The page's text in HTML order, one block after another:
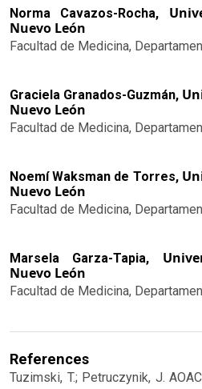
Norma Cavazos-Rocha,
Nuevo León
Facultad de Medicina,
Graciela Granados-Guzmán,
Nuevo León
Facultad de Medicina,
Noemí Waksman de Torres,
Nuevo León
Facultad de Medicina,
Marsela Garza-Tapia,
Nuevo León
Facultad de Medicina,
References
Tuzimski, T.; Petruczynik, J.